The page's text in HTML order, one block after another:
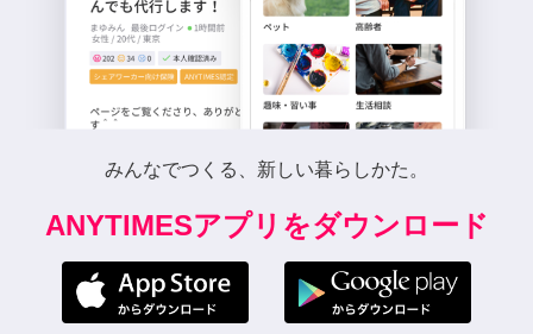
みんなでつくる、新しい暮らしかた。
ANYTIMESアプリをダウンロード